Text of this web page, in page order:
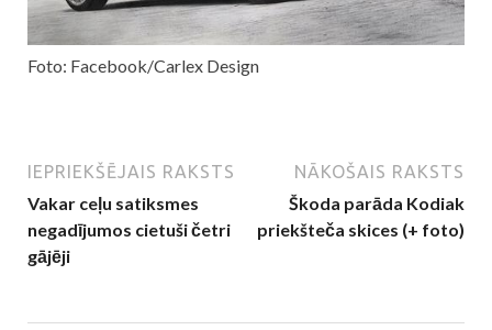
Foto: Facebook/Carlex Design
IEPRIEKŠĒJAIS RAKSTS
Vakar ceļu satiksmes
negadījumos cietuši četri
gājēji
NĀKOŠAIS RAKSTS
Škoda parāda Kodiak
priekšteča skices (+ foto)